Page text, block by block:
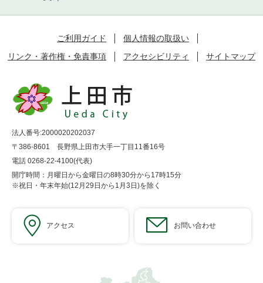
ご利用ガイド
個人情報の取扱い
リンク・著作権・免責事項
アクセシビリティ サイトマップ
法人番号:2000020202037
〒386-8601 長野県上田市大手一丁目11番16号
電話 0268-22-4100(代表)
開庁時間：月曜日から金曜日の8時30分から17時15分
※祝日・年末年始(12月29日から1月3日)を除く
アクセス お問い合わせ